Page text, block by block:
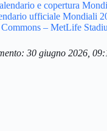
e copertura
ufficiale Mondiali
– MetLife
30 giugno 2026,